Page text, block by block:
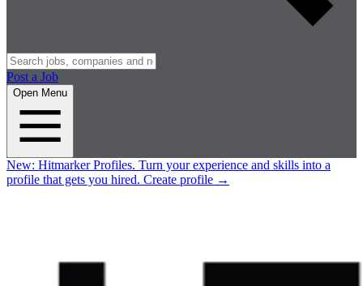
Post a Job
Open Menu
New: Hitmarker Profiles. Turn your experience and skills into a
profile that gets you hired. Create profile →